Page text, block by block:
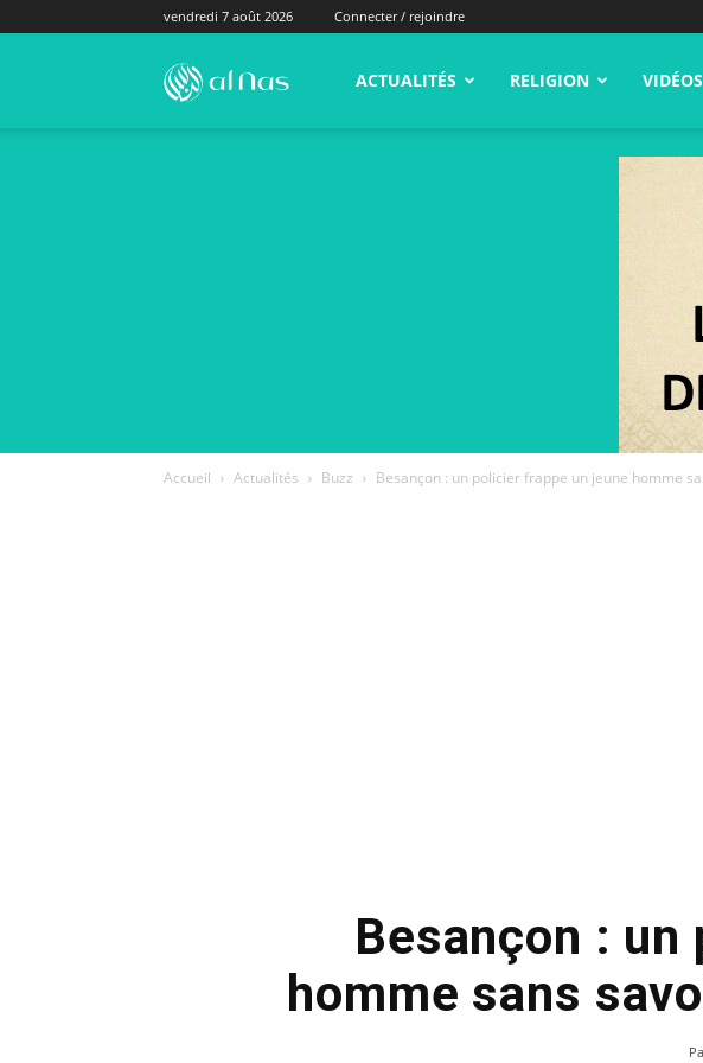
vendredi 7 août 2026 Connecter / rejoindre
alNas.fr ACTUALITÉS RELIGION VIDÉOS
Accueil Actualités Buzz Besançon : un policier frappe un jeune homme
Besançon :
homme sans